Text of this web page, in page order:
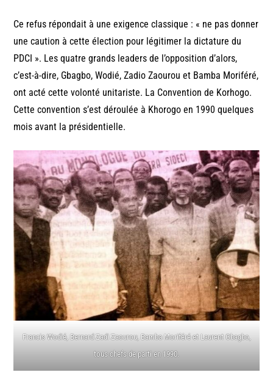
Ce refus répondait à une exigence classique : « ne pas donner
une caution à cette élection pour légitimer la dictature du
PDCI ». Les quatre grands leaders de l’opposition d’alors,
c’est-à-dire, Gbagbo, Wodié, Zadio Zaourou et Bamba Moriféré,
ont acté cette volonté unitariste. La Convention de Korhogo.
Cette convention s’est déroulée à Khorogo en 1990 quelques
mois avant la présidentielle.
Francis Wodié, Bernard Zadi Zaourou, Bamba Moriféré et Laurent Gbagbo,
tous chefs de parti en 1990.